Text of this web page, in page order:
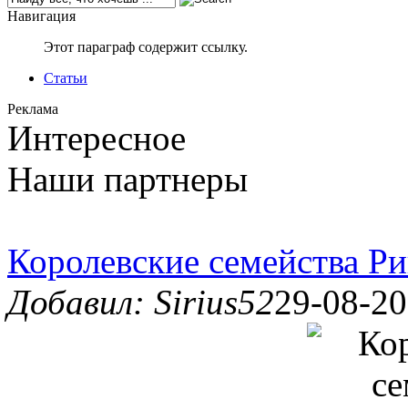
Навигация
Этот параграф содержит ссылку.
Статьи
Реклама
Интересное
Наши партнеры
Королевские семейства
Добавил: Sirius5229-08-